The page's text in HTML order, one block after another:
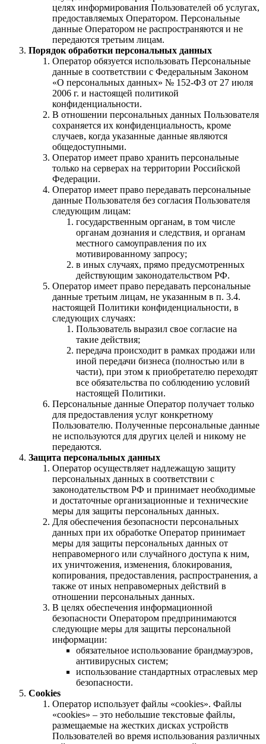
целях информирования Пользователей об услугах,
предоставляемых Оператором. Персональные
данные Оператором не распространяются и не
передаются третьим лицам.
Порядок обработки персональных данных
Оператор обязуется использовать Персональные
данные в соответствии с Федеральным Законом
«О персональных данных» № 152-ФЗ от 27 июля
2006 г. и настоящей политикой
конфиденциальности.
В отношении персональных данных Пользователя
сохраняется их конфиденциальность, кроме
случаев, когда указанные данные являются
общедоступными.
Оператор имеет право хранить персональные
только на серверах на территории Российской
Федерации.
Оператор имеет право передавать персональные
данные Пользователя без согласия Пользователя
следующим лицам:
государственным органам, в том числе
органам дознания и следствия, и органам
местного самоуправления по их
мотивированному запросу;
в иных случаях, прямо предусмотренных
действующим законодательством РФ.
Оператор имеет право передавать персональные
данные третьим лицам, не указанным в п. 3.4.
настоящей Политики конфиденциальности, в
следующих случаях:
Пользователь выразил свое согласие на
такие действия;
передача происходит в рамках продажи или
иной передачи бизнеса (полностью или в
части), при этом к приобретателю переходят
все обязательства по соблюдению условий
настоящей Политики.
Персональные данные Оператор получает только
для предоставления услуг конкретному
Пользователю. Полученные персональные данные
не используются для других целей и никому не
передаются.
Защита персональных данных
Оператор осуществляет надлежащую защиту
персональных данных в соответствии с
законодательством РФ и принимает необходимые
и достаточные организационные и технические
меры для защиты персональных данных.
Для обеспечения безопасности персональных
данных при их обработке Оператор принимает
меры для защиты персональных данных от
неправомерного или случайного доступа к ним,
их уничтожения, изменения, блокирования,
копирования, предоставления, распространения, а
также от иных неправомерных действий в
отношении персональных данных.
В целях обеспечения информационной
безопасности Оператором предпринимаются
следующие меры для защиты персональной
информации:
обязательное использование брандмауэров,
антивирусных систем;
использование стандартных отраслевых мер
безопасности.
Cookies
Оператор использует файлы «cookies». Файлы
«cookies» – это небольшие текстовые файлы,
размещаемые на жестких дисках устройств
Пользователей во время использования различных